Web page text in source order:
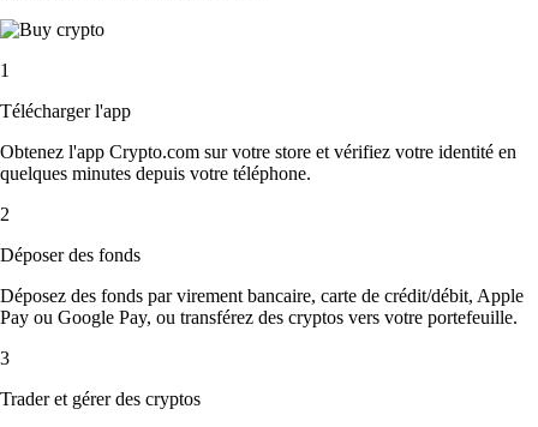
1
Télécharger l'app
Obtenez l'app Crypto.com sur votre store et vérifiez votre identité en
quelques minutes depuis votre téléphone.
2
Déposer des fonds
Déposez des fonds par virement bancaire, carte de crédit/débit, Apple
Pay ou Google Pay, ou transférez des cryptos vers votre portefeuille.
3
Trader et gérer des cryptos